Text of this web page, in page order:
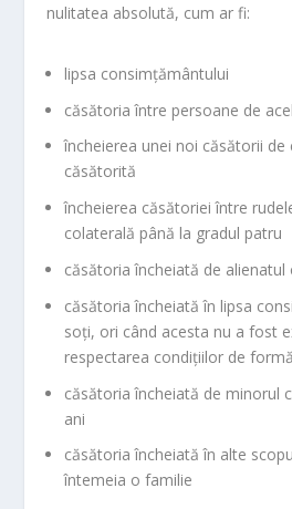
nulitatea absolută, cum ar fi:
lipsa consimţământului
căsătoria între persoane de
încheierea unei noi căsătorii de
căsătorită
încheierea căsătoriei între
colaterală până la gradul patru
căsătoria încheiată de alienatul
căsătoria încheiată în lipsa
soţi, ori când acesta nu a fost
respectarea condiţiilor de formă
căsătoria încheiată de minorul
ani
căsătoria încheiată în alte
întemeia o familie